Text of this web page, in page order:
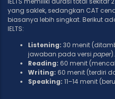
yang saklek, sedangkan CAT
biasanya lebih singkat. Berikut
IELTS:
Listening: 30 menit
jawaban pada versi paper).
Reading: 60 menit
Writing: 60 menit (terdiri
Speaking: 11–14 menit